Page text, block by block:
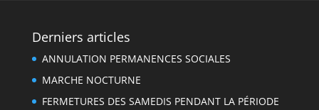
Derniers articles
ANNULATION PERMANENCES SOCIALES
MARCHE NOCTURNE
FERMETURES DES SAMEDIS PENDANT LA PÉRIODE